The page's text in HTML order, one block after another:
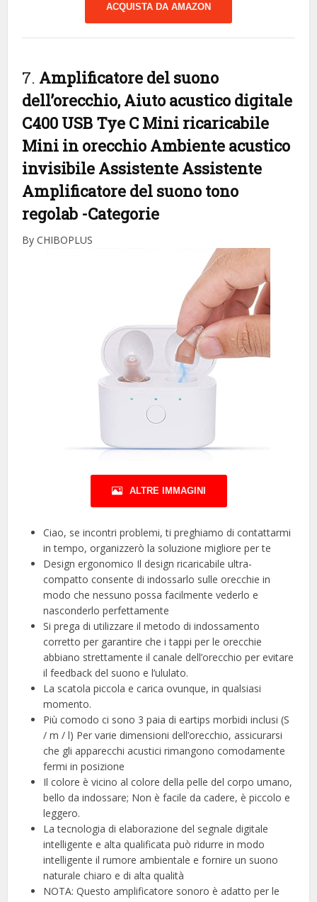
ACQUISTA DA AMAZON
7. Amplificatore del suono
dell’orecchio, Aiuto acustico digitale
C400 USB Tye C Mini ricaricabile
Mini in orecchio Ambiente acustico
invisibile Assistente Assistente
Amplificatore del suono tono
regolab -Categorie
By CHIBOPLUS
ALTRE IMMAGINI
Ciao, se incontri problemi, ti preghiamo di contattarmi
in tempo, organizzerò la soluzione migliore per te
Design ergonomico Il design ricaricabile ultra-
compatto consente di indossarlo sulle orecchie in
modo che nessuno possa facilmente vederlo e
nasconderlo perfettamente
Si prega di utilizzare il metodo di indossamento
corretto per garantire che i tappi per le orecchie
abbiano strettamente il canale dell’orecchio per evitare
il feedback del suono e l’ululato.
La scatola piccola e carica ovunque, in qualsiasi
momento.
Più comodo ci sono 3 paia di eartips morbidi inclusi (S
/ m / l) Per varie dimensioni dell’orecchio, assicurarsi
che gli apparecchi acustici rimangono comodamente
fermi in posizione
Il colore è vicino al colore della pelle del corpo umano,
bello da indossare; Non è facile da cadere, è piccolo e
leggero.
La tecnologia di elaborazione del segnale digitale
intelligente e alta qualificata può ridurre in modo
intelligente il rumore ambientale e fornire un suono
naturale chiaro e di alta qualità
NOTA: Questo amplificatore sonoro è adatto per le